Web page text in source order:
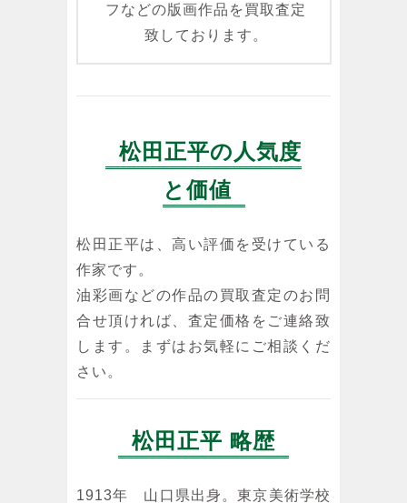
フなどの版画作品を買取査定
致しております。
松田正平の人気度
と価値
松田正平は、高い評価を受けている
作家です。
油彩画などの作品の買取査定のお問
合せ頂ければ、査定価格をご連絡致
します。まずはお気軽にご相談くだ
さい。
松田正平 略歴
1913年 山口県出身。東京美術学校